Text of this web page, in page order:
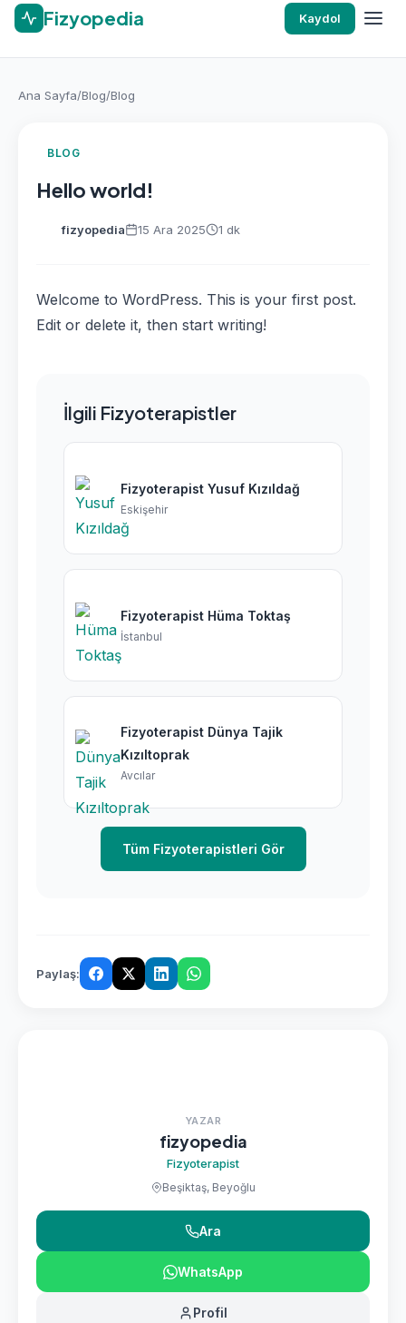
Fizyopedia Kaydol
Ana Sayfa/Blog/Blog
BLOG
Hello world!
fizyopedia 15 Ara 2025 1 dk
Welcome to WordPress. This is your first post.
Edit or delete it, then start writing!
İlgili Fizyoterapistler
Fizyoterapist Yusuf Kızıldağ
Eskişehir
Fizyoterapist Hüma Toktaş
İstanbul
Fizyoterapist Dünya Tajik
Kızıltoprak
Avcılar
Tüm Fizyoterapistleri Gör
Paylaş:
YAZAR
fizyopedia
Fizyoterapist
Beşiktaş, Beyoğlu
Ara
WhatsApp
Profil